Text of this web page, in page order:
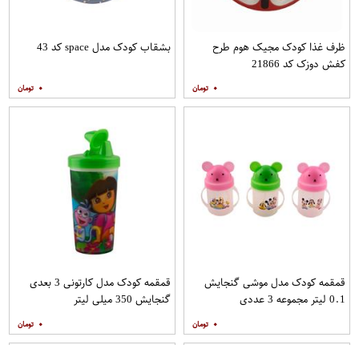
ظرف غذا کودک مجیک هوم طرح
کفش دوزک کد 21866
۰
بشقاب کودک مدل space کد 43
۰
قمقمه کودک مدل موشی گنجایش
0.1 لیتر مجموعه 3 عددی
۰
قمقمه کودک مدل کارتونی 3 بعدی
گنجایش 350 میلی لیتر
۰